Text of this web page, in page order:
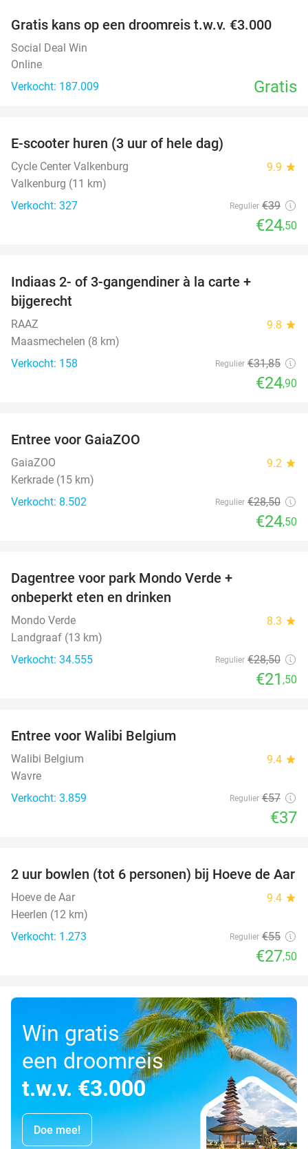
Gratis kans op een droomreis t.w.v. €3.000
Social Deal Win
Online
Verkocht: 187.009
Gratis
E-scooter huren (3 uur of hele dag)
Cycle Center Valkenburg 9.9 star
Valkenburg (11 km)
Verkocht: 327
Regulier €39
€24,50
Indiaas 2- of 3-gangendiner à la carte +
bijgerecht
RAAZ 9.8 star
Maasmechelen (8 km)
Verkocht: 158
Regulier €31,85
€24,90
Entree voor GaiaZOO
GaiaZOO 9.2 star
Kerkrade (15 km)
Verkocht: 8.502
Regulier €28,50
€24,50
Dagentree voor park Mondo Verde +
onbeperkt eten en drinken
Mondo Verde 8.3 star
Landgraaf (13 km)
Verkocht: 34.555
Regulier €28,50
€21 ,50
Entree voor Walibi Belgium
Walibi Belgium 9.4 star
Wavre
Verkocht: 3.859
Regulier €57
€37
50%
2 uur bowlen (tot 6 personen) bij Hoeve de Aar
Hoeve de Aar 9.4 star
Heerlen (12 km)
Verkocht: 1.273
Regulier €55
€27,50
Win gratis
een droomreis
t.w.v. €3.000
Doe mee!